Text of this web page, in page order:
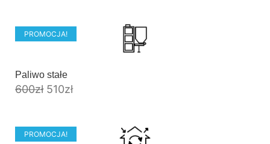
PROMOCJA!
Paliwo stałe
600zł 510zł
PROMOCJA!